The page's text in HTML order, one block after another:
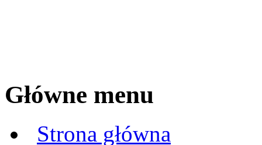
Główne menu
Strona główna